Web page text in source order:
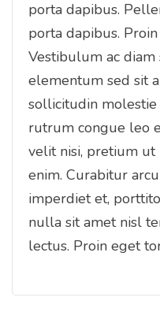
porta dapibus.
porta dapibus.
Vestibulum ac
elementum sed sit
sollicitudin molestie
rutrum congue leo
velit nisi, pretium ut
enim. Curabitur
imperdiet et,
nulla sit amet nisl
lectus. Proin eget